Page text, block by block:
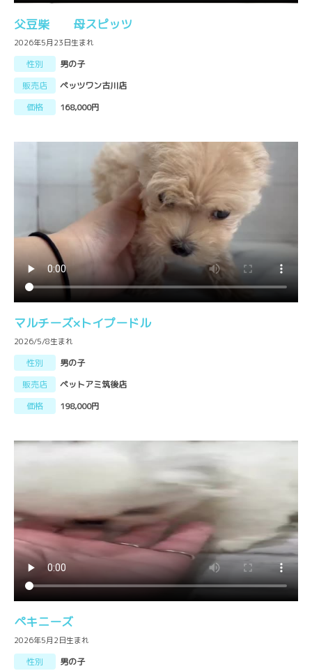
父豆柴 母スピッツ
2026年5月23日生まれ
性別
男の子
販売店
ペッツワン古川店
価格
168,000円
マルチーズ×トイプードル
2026/5/8生まれ
性別
男の子
販売店
ペットアミ筑後店
価格
198,000円
ペキニーズ
2026年5月2日生まれ
性別
男の子